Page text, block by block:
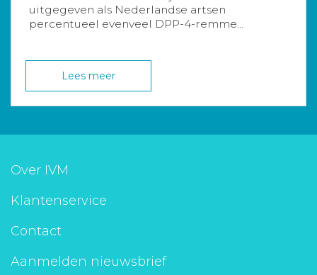
uitgegeven als Nederlandse artsen
percentueel evenveel DPP-4-remme...
Lees meer
Over IVM
Klantenservice
Contact
Aanmelden nieuwsbrief